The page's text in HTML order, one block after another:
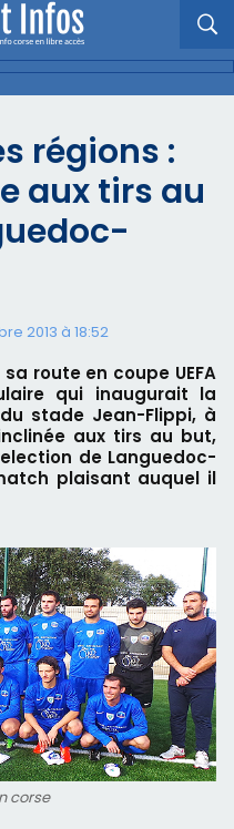
régions :
aux tirs au
2013 à 18:52
route en coupe UEFA
qui inaugurait la
stade Jean-Flippi, à
aux tirs au but,
de Languedoc-
plaisant auquel il
corse